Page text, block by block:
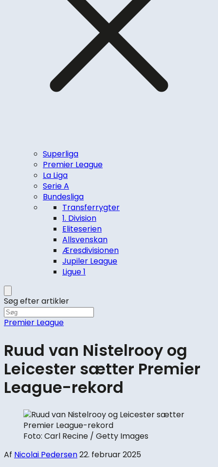
Superliga
Premier League
La Liga
Serie A
Bundesliga
Transferrygter
1. Division
Eliteserien
Allsvenskan
Æresdivisionen
Jupiler League
Ligue 1
Søg efter artikler
Premier League
Ruud van Nistelrooy og
Leicester sætter Premier
League-rekord
Foto: Carl Recine / Getty Images
Af Nicolai Pedersen22. februar 2025